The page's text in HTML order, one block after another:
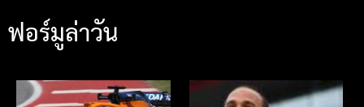
ฟอร์มูล่าวัน